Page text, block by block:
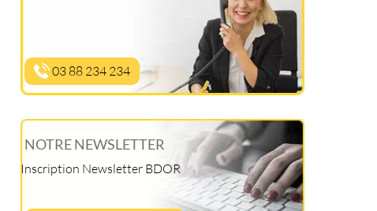
03 88 234 234
NOTRE NEWSLETTER
Inscription Newsletter BDOR